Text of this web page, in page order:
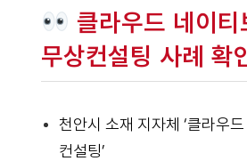
클라우드 네이티
무상컨설팅 사례 확
천안시 소재 지자체 ‘클라우
컨설팅’